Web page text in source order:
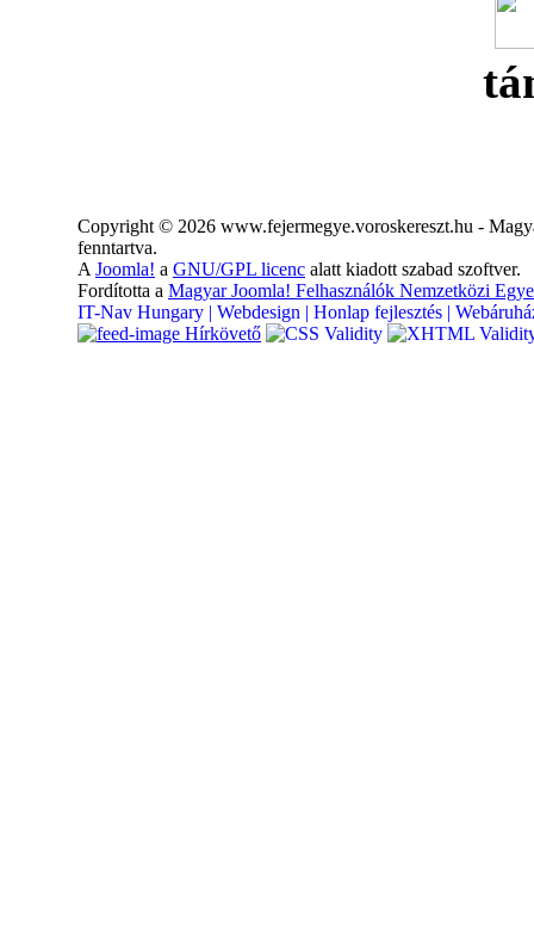
Copyright © 2026 www.fejermegye.voroskereszt.hu -
fenntartva.
A Joomla! a GNU/GPL licenc alatt kiadott szabad szoftver.
Fordította a Magyar Joomla! Felhasználók Nemzetközi
IT-Nav Hungary | Webdesign | Honlap fejlesztés |
Hírkövető